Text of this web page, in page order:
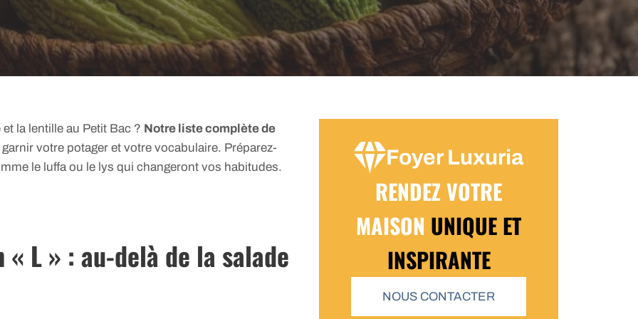
la lentille au Petit Bac ? Notre liste complète de
votre potager et votre vocabulaire. Préparez-
le luffa ou le lys qui changeront vos habitudes.
L » : au-delà de la salade
Foyer Luxuria
RENDEZ VOTRE
MAISON UNIQUE ET
INSPIRANTE
NOUS CONTACTER